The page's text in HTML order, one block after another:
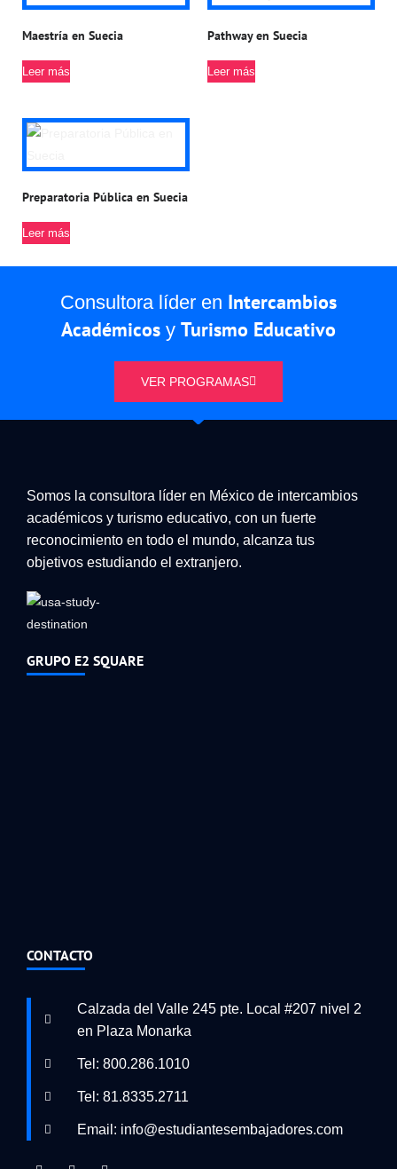
Maestría en Suecia
Leer más
Pathway en Suecia
Leer más
Preparatoria Pública en Suecia
Leer más
Consultora líder en Intercambios
Académicos y Turismo Educativo
VER PROGRAMAS
Somos la consultora líder en México de intercambios
académicos y turismo educativo, con un fuerte
reconocimiento en todo el mundo, alcanza tus
objetivos estudiando el extranjero.
GRUPO E2 SQUARE
CONTACTO
Calzada del Valle 245 pte. Local #207 nivel 2
en Plaza Monarka
Tel: 800.286.1010
Tel: 81.8335.2711
Email: info@estudiantesembajadores.com